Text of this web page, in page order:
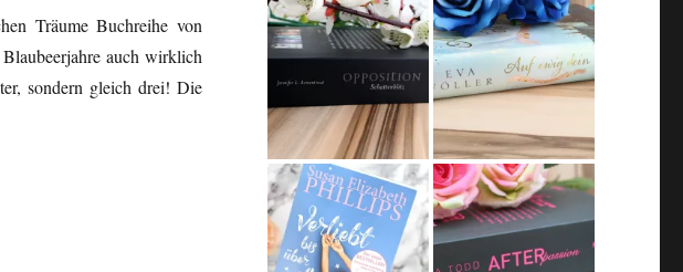
Träume Buchreihe von
auch wirklich
sondern gleich drei! Die